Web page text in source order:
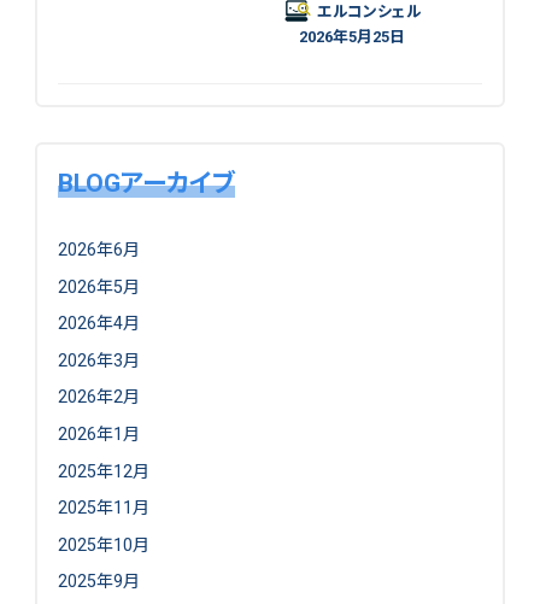
エルコンシェル
2026年5月25日
BLOGアーカイブ
2026年6月
2026年5月
2026年4月
2026年3月
2026年2月
2026年1月
2025年12月
2025年11月
2025年10月
2025年9月